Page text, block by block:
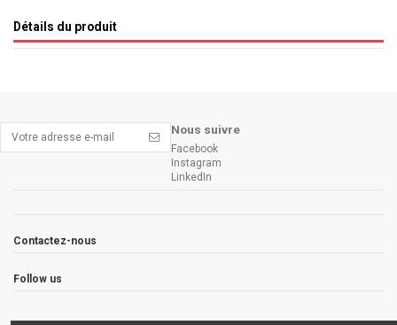
Détails du produit
Nous suivre
Facebook
Instagram
LinkedIn
Contactez-nous
Follow us